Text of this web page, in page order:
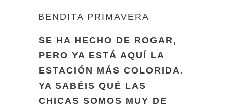
BENDITA PRIMAVERA
SE HA HECHO DE ROGAR,
PERO YA ESTÁ AQUÍ LA
ESTACIÓN MÁS COLORIDA.
YA SABÉIS QUÉ LAS
CHICAS SOMOS MUY DE